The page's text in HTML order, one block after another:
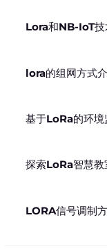
Lora和NB-IoT技
lora的组网方式
基于LoRa的环境
探索LoRa智慧教
LORA信号调制